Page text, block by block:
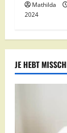
Mathilda
2024
JE HEBT